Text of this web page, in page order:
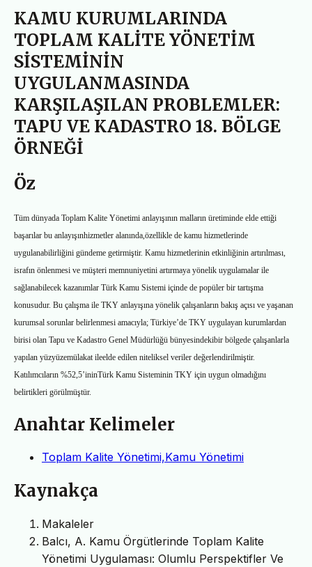
KAMU KURUMLARINDA
TOPLAM KALİTE YÖNETİM
SİSTEMİNİN
UYGULANMASINDA
KARŞILAŞILAN PROBLEMLER:
TAPU VE KADASTRO 18. BÖLGE
ÖRNEĞİ
Öz
Tüm dünyada Toplam Kalite Yönetimi anlayışının malların üretiminde elde ettiği
başarılar bu anlayışınhizmetler alanında özellikle de kamu hizmetlerinde
uygulanabilirliğini gündeme getirmiştir. Kamu hizmetlerinin etkinliğinin artırılması,
israfın önlenmesi ve müşteri memnuniyetini artırmaya yönelik uygulamalar ile
sağlanabilecek kazanımlar Türk Kamu Sistemi içinde de popüler bir tartışma
konusudur. Bu çalışma ile TKY anlayışına yönelik çalışanların bakış açısı ve yaşanan
kurumsal sorunlar belirlenmesi amacıyla; Türkiye’de TKY uygulayan kurumlardan
birisi olan Tapu ve Kadastro Genel Müdürlüğü bünyesindekibir bölgede çalışanlarla
yapılan yüzyüzemülakat ileelde edilen niteliksel veriler değerlendirilmiştir.
Katılımcıların %52 ,5’ininTürk Kamu Sisteminin TKY için uygun olmadığını
belirtikleri görülmüştür.
Anahtar Kelimeler
Toplam Kalite Yönetimi,Kamu Yönetimi
Kaynakça
Makaleler
Balcı, A. Kamu Örgütlerinde Toplam Kalite
Yönetimi Uygulaması: Olumlu Perspektifler Ve